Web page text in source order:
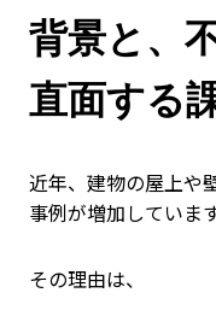
背景と、
直面する
近年、建物の屋上や
事例が増加しています
その理由は、